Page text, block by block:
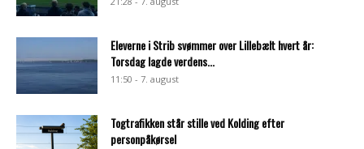
Eleverne i Strib svømmer over Lillebælt hvert år:
Torsdag lagde verdens...
11:50 - 7. august
Togtrafikken står stille ved Kolding efter
personpåkørsel